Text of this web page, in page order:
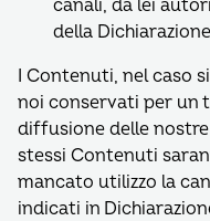
canali, da lei
della
I Contenuti, nel caso
noi conservati per un
diffusione delle
stessi Contenuti
mancato utilizzo la
indicati in